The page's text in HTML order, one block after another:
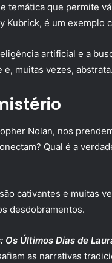
temática que permite
Kubrick, é um exemplo
artificial e a
muitas vezes, abstrata.
Nolan, nos
Qual é a
cativantes e muitas
desdobramentos.
Os Últimos Dias de
as narrativas